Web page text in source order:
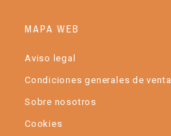
MAPA WEB
Aviso legal
Condiciones generales de venta
Sobre nosotros
Cookies